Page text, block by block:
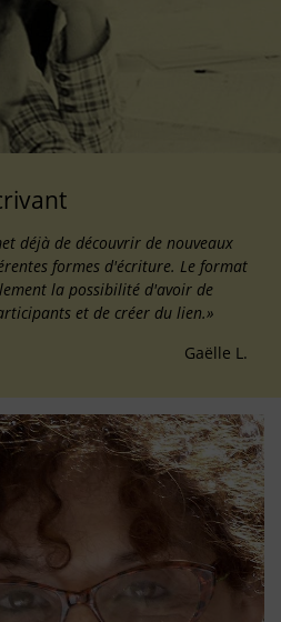
déjà de découvrir de nouveaux
formes d'écriture. Le format
la possibilité d'avoir de
et de créer du lien.»
Gaëlle L.